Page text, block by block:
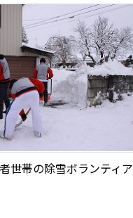
世帯の除雪ボランティア